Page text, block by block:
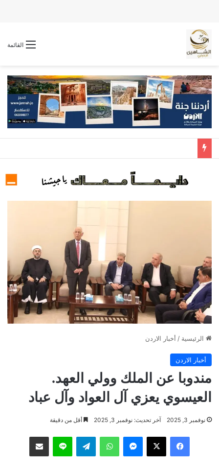
القائمة
الرئيسية / أخبار الاردن
أخبار الاردن
مندوبا عن الملك وولي العهد.
العيسوي يعزي آل العواد وآل عباد
نوفمبر 3, 2025 آخر تحديث: نوفمبر 3, 2025 أقل من دقيقة
فيسبوك ‫X ماسنجر واتساب تيلقرام لاين مشاركة عبر البريد